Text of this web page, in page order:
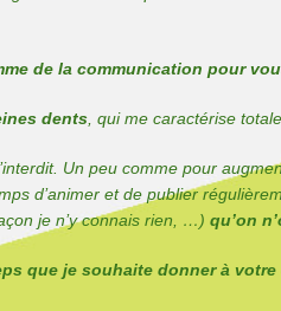
de la communication pour
dents , qui me caractérise
Un peu comme pour
d’animer et de publier
je n’y connais rien, …) qu’on
que je souhaite donner à